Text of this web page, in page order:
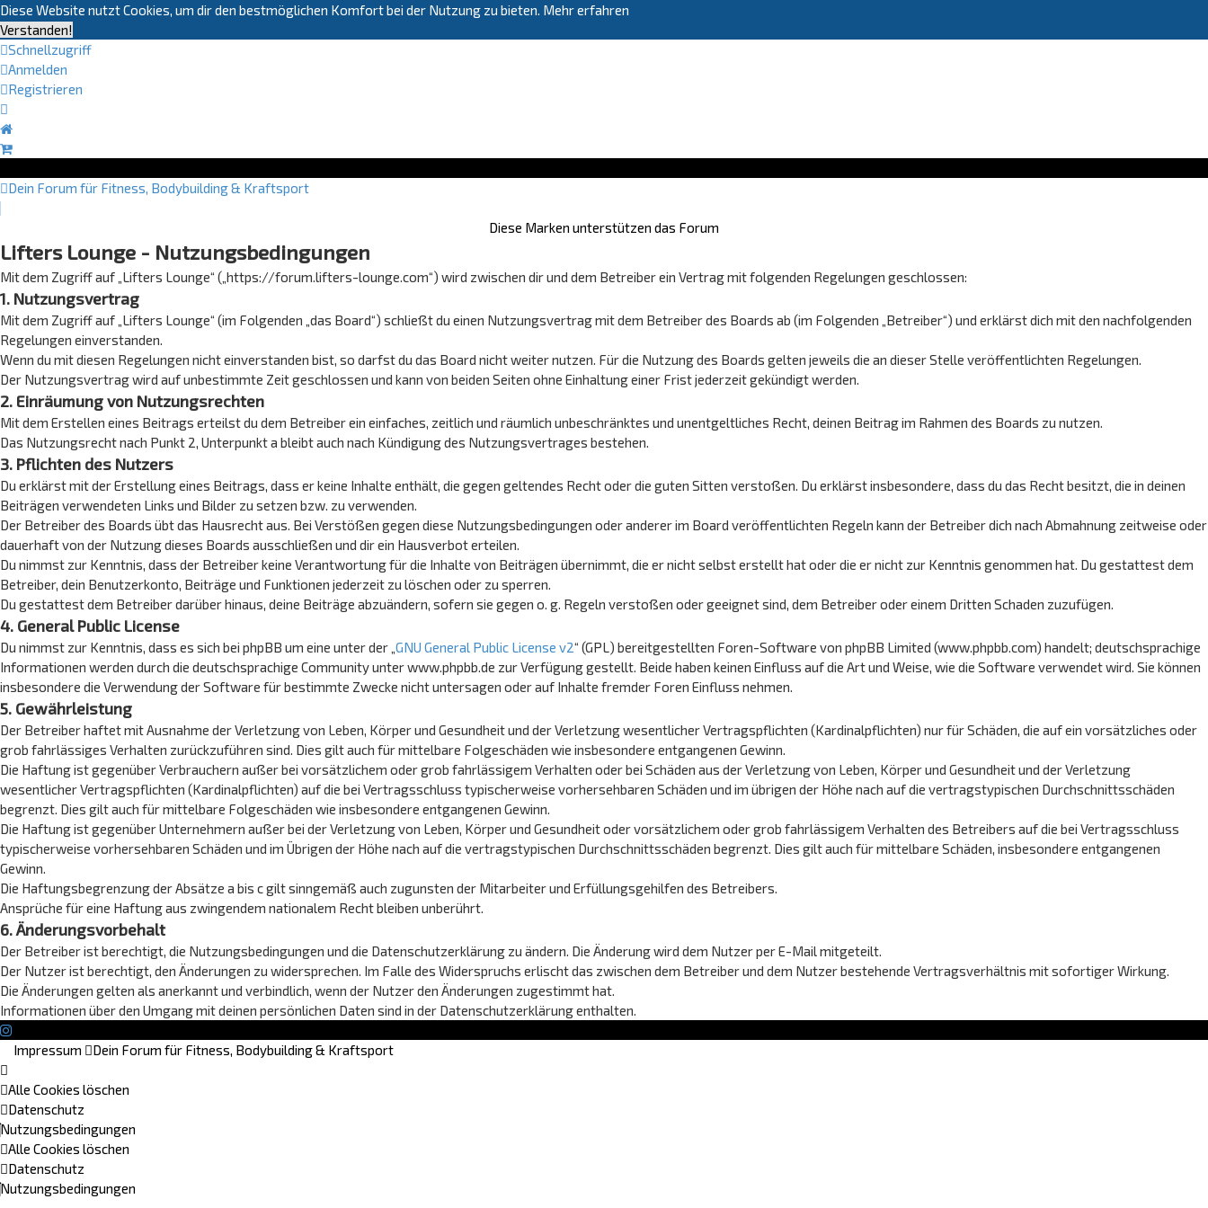
Diese Website nutzt Cookies, um dir den bestmöglichen Komfort bei der Nutzung zu bieten. Mehr erfahren
Verstanden!
Schnellzugriff
Anmelden
Registrieren
Dein Forum für Fitness, Bodybuilding & Kraftsport
Diese Marken unterstützen das Forum
Lifters Lounge - Nutzungsbedingungen
Mit dem Zugriff auf „Lifters Lounge“ („https://forum.lifters-lounge.com“) wird zwischen dir und dem Betreiber ein Vertrag mit folgenden Regelungen geschlossen:
1. Nutzungsvertrag
Mit dem Zugriff auf „Lifters Lounge“ (im Folgenden „das Board“) schließt du einen Nutzungsvertrag mit dem Betreiber des Boards ab (im Folgenden „Betreiber“) und erklärst dich mit den nachfolgenden
Regelungen einverstanden.
Wenn du mit diesen Regelungen nicht einverstanden bist, so darfst du das Board nicht weiter nutzen. Für die Nutzung des Boards gelten jeweils die an dieser Stelle veröffentlichten Regelungen.
Der Nutzungsvertrag wird auf unbestimmte Zeit geschlossen und kann von beiden Seiten ohne Einhaltung einer Frist jederzeit gekündigt werden.
2. Einräumung von Nutzungsrechten
Mit dem Erstellen eines Beitrags erteilst du dem Betreiber ein einfaches, zeitlich und räumlich unbeschränktes und unentgeltliches Recht, deinen Beitrag im Rahmen des Boards zu nutzen.
Das Nutzungsrecht nach Punkt 2, Unterpunkt a bleibt auch nach Kündigung des Nutzungsvertrages bestehen.
3. Pflichten des Nutzers
Du erklärst mit der Erstellung eines Beitrags, dass er keine Inhalte enthält, die gegen geltendes Recht oder die guten Sitten verstoßen. Du erklärst insbesondere, dass du das Recht besitzt, die in deinen
Beiträgen verwendeten Links und Bilder zu setzen bzw. zu verwenden.
Der Betreiber des Boards übt das Hausrecht aus. Bei Verstößen gegen diese Nutzungsbedingungen oder anderer im Board veröffentlichten Regeln kann der Betreiber dich nach Abmahnung zeitweise oder
dauerhaft von der Nutzung dieses Boards ausschließen und dir ein Hausverbot erteilen.
Du nimmst zur Kenntnis, dass der Betreiber keine Verantwortung für die Inhalte von Beiträgen übernimmt, die er nicht selbst erstellt hat oder die er nicht zur Kenntnis genommen hat. Du gestattest dem
Betreiber, dein Benutzerkonto, Beiträge und Funktionen jederzeit zu löschen oder zu sperren.
Du gestattest dem Betreiber darüber hinaus, deine Beiträge abzuändern, sofern sie gegen o. g. Regeln verstoßen oder geeignet sind, dem Betreiber oder einem Dritten Schaden zuzufügen.
4. General Public License
Du nimmst zur Kenntnis, dass es sich bei phpBB um eine unter der „GNU General Public License v2“ (GPL) bereitgestellten Foren-Software von phpBB Limited (www.phpbb.com) handelt; deutschsprachige
Informationen werden durch die deutschsprachige Community unter www.phpbb.de zur Verfügung gestellt. Beide haben keinen Einfluss auf die Art und Weise, wie die Software verwendet wird. Sie können
insbesondere die Verwendung der Software für bestimmte Zwecke nicht untersagen oder auf Inhalte fremder Foren Einfluss nehmen.
5. Gewährleistung
Der Betreiber haftet mit Ausnahme der Verletzung von Leben, Körper und Gesundheit und der Verletzung wesentlicher Vertragspflichten (Kardinalpflichten) nur für Schäden, die auf ein vorsätzliches oder
grob fahrlässiges Verhalten zurückzuführen sind. Dies gilt auch für mittelbare Folgeschäden wie insbesondere entgangenen Gewinn.
Die Haftung ist gegenüber Verbrauchern außer bei vorsätzlichem oder grob fahrlässigem Verhalten oder bei Schäden aus der Verletzung von Leben, Körper und Gesundheit und der Verletzung
wesentlicher Vertragspflichten (Kardinalpflichten) auf die bei Vertragsschluss typischerweise vorhersehbaren Schäden und im übrigen der Höhe nach auf die vertragstypischen Durchschnittsschäden
begrenzt. Dies gilt auch für mittelbare Folgeschäden wie insbesondere entgangenen Gewinn.
Die Haftung ist gegenüber Unternehmern außer bei der Verletzung von Leben, Körper und Gesundheit oder vorsätzlichem oder grob fahrlässigem Verhalten des Betreibers auf die bei Vertragsschluss
typischerweise vorhersehbaren Schäden und im Übrigen der Höhe nach auf die vertragstypischen Durchschnittsschäden begrenzt. Dies gilt auch für mittelbare Schäden, insbesondere entgangenen
Gewinn.
Die Haftungsbegrenzung der Absätze a bis c gilt sinngemäß auch zugunsten der Mitarbeiter und Erfüllungsgehilfen des Betreibers.
Ansprüche für eine Haftung aus zwingendem nationalem Recht bleiben unberührt.
6. Änderungsvorbehalt
Der Betreiber ist berechtigt, die Nutzungsbedingungen und die Datenschutzerklärung zu ändern. Die Änderung wird dem Nutzer per E-Mail mitgeteilt.
Der Nutzer ist berechtigt, den Änderungen zu widersprechen. Im Falle des Widerspruchs erlischt das zwischen dem Betreiber und dem Nutzer bestehende Vertragsverhältnis mit sofortiger Wirkung.
Die Änderungen gelten als anerkannt und verbindlich, wenn der Nutzer den Änderungen zugestimmt hat.
Informationen über den Umgang mit deinen persönlichen Daten sind in der Datenschutzerklärung enthalten.
Impressum Dein Forum für Fitness, Bodybuilding & Kraftsport
Alle Cookies löschen
Datenschutz
Nutzungsbedingungen
Alle Cookies löschen
Datenschutz
Nutzungsbedingungen